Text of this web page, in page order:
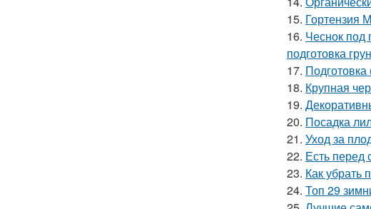
15. Гортензия
16. Чеснок под
подготовка
17.
18. Крупная
19.
20. Посадка
21. Уход за
22. Есть перед
23. Как убрать
24. Топ 29